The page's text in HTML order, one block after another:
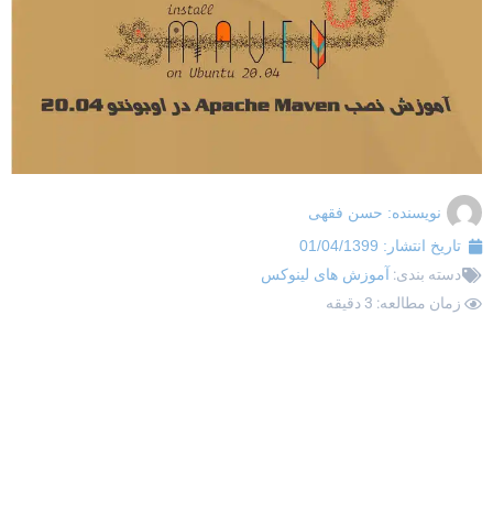
نویسنده:حسن فقهی
تاریخ انتشار: 01/04/1399
دسته بندی:آموزش های لینوکس
زمان مطالعه: 3 دقیقه